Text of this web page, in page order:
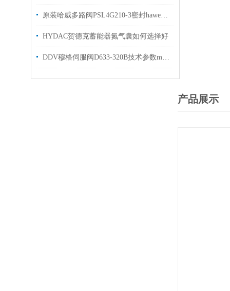
原装哈威多路阀PSL4G210-3密封hawe哈维换向阀密封圈
HYDAC贺德克蓄能器氮气囊如何选择好
DDV穆格伺服阀D633-320B技术参数moogD633-7423
产品展示